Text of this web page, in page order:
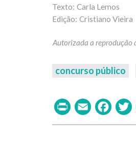
Carla Lemos
Cristiano Vieira
concurso público
PrintEmail